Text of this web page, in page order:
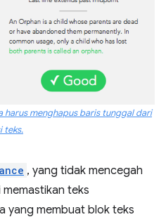
harus menghapus baris tunggal dari
teks.
, yang tidak mencegah
teks
yang membuat blok teks